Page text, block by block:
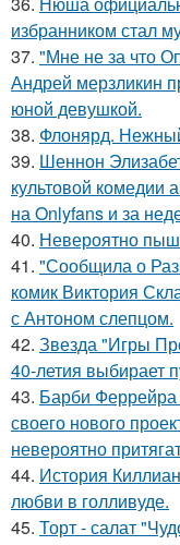
избранником стал
37. "Мне не за что
Андрей мерзликин
юной девушкой.
38. Флонярд.
39. Шеннон
культовой комедии
на Onlyfans и за
40. Невероятно
41. "Сообщила о
комик Виктория
с Антоном слепцом.
42. Звезда "Игры
40-летия выбирает
43. Барби Феррейра
своего нового
невероятно
44. История
любви в голливуде.
45. Торт - салат